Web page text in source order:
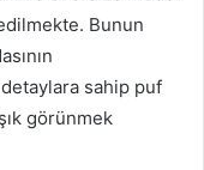
Bunun
sahip puf
görünmek